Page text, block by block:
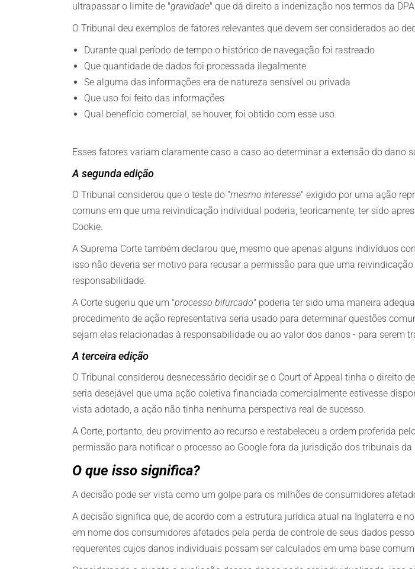
ultrapassar o limite de "gravidade" que dá direito a indenização nos termos da
O Tribunal deu exemplos de fatores relevantes que devem ser considerados ao
Durante qual período de tempo o histórico de navegação foi rastreado
Que quantidade de dados foi processada ilegalmente
Se alguma das informações era de natureza sensível ou privada
Que uso foi feito das informações
Qual benefício comercial, se houver, foi obtido com esse uso.
Esses fatores variam claramente caso a caso ao determinar a extensão do dano
A segunda edição
O Tribunal considerou que o teste do "mesmo interesse" exigido por uma ação
comuns em que uma reivindicação individual poderia, teoricamente, ter sido
Cookie.
A Suprema Corte também declarou que, mesmo que apenas alguns indivíduos
isso não deveria ser motivo para recusar a permissão para que uma
responsabilidade.
A Corte sugeriu que um "processo bifurcado" poderia ter sido uma maneira
procedimento de ação representativa seria usado para determinar questões
sejam elas relacionadas à responsabilidade ou ao valor dos danos - para serem
A terceira edição
O Tribunal considerou desnecessário decidir se o Court of Appeal tinha o direito
seria desejável que uma ação coletiva financiada comercialmente estivesse
vista adotado, a ação não tinha nenhuma perspectiva real de sucesso.
A Corte, portanto, deu provimento ao recurso e restabeleceu a ordem proferida
permissão para notificar o processo ao Google fora da jurisdição dos tribunais da
O que isso significa?
A decisão pode ser vista como um golpe para os milhões de consumidores
A decisão significa que, de acordo com a estrutura jurídica atual na Inglaterra e
em nome dos consumidores afetados pela perda de controle de seus dados
requerentes cujos danos individuais possam ser calculados em uma base